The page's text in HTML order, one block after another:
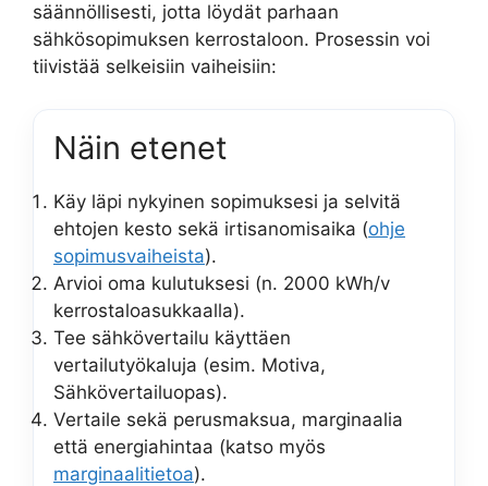
säännöllisesti, jotta löydät parhaan
sähkösopimuksen kerrostaloon. Prosessin voi
tiivistää selkeisiin vaiheisiin:
Näin etenet
Käy läpi nykyinen sopimuksesi ja selvitä
ehtojen kesto sekä irtisanomisaika (ohje
sopimusvaiheista).
Arvioi oma kulutuksesi (n. 2000 kWh/v
kerrostaloasukkaalla).
Tee sähkövertailu käyttäen
vertailutyökaluja (esim. Motiva,
Sähkövertailuopas).
Vertaile sekä perusmaksua, marginaalia
että energiahintaa (katso myös
marginaalitietoa).